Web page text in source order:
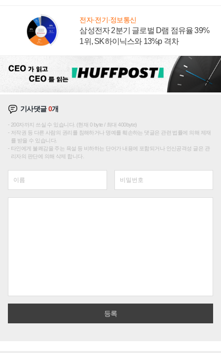
전자·전기·정보통신
삼성전자 2분기 글로벌 D램 점유율 39%
1위, SK하이닉스와 13%p 격차
기사댓글0개
200자까지 쓰실 수 있습니다. (현재 0 byte / 최대 400byte)
저작권 등 다른 사람의 권리를 침해하거나 명예를 훼손하는 댓글은 관련 법률에 의해 제재
를 받을 수 있습니다.
타인에게 불쾌감을 주는 욕설 등 비하하는 단어가 내용에 포함되거나 인신공격성 글은 관
리자의 판단에 의해 삭제 합니다.